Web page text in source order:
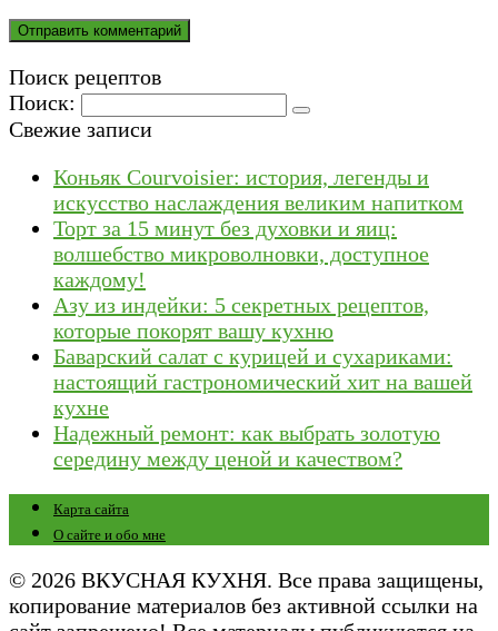
Поиск рецептов
Поиск:
Свежие записи
Коньяк Courvoisier: история, легенды и
искусство наслаждения великим напитком
Торт за 15 минут без духовки и яиц:
волшебство микроволновки, доступное
каждому!
Азу из индейки: 5 секретных рецептов,
которые покорят вашу кухню
Баварский салат с курицей и сухариками:
настоящий гастрономический хит на вашей
кухне
Надежный ремонт: как выбрать золотую
середину между ценой и качеством?
Карта сайта
О сайте и обо мне
© 2026 ВКУСНАЯ КУХНЯ. Все права защищены,
копирование материалов без активной ссылки на